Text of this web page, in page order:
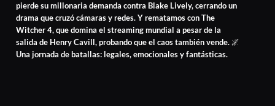
pierde su millonaria demanda contra Blake Lively, cerrando un
drama que cruzó cámaras y redes. Y rematamos con The
Witcher 4, que domina el streaming mundial a pesar de la
salida de Henry Cavill, probando que el caos también vende. 🌌
Una jornada de batallas: legales, emocionales y fantásticas.